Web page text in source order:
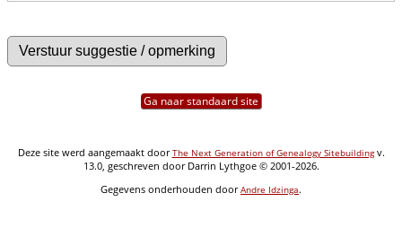
Ga naar standaard site
Deze site werd aangemaakt doorThe Next Generation of Genealogy Sitebuildingv.
13.0, geschreven door Darrin Lythgoe © 2001-2026.
Gegevens onderhouden doorAndre Idzinga.